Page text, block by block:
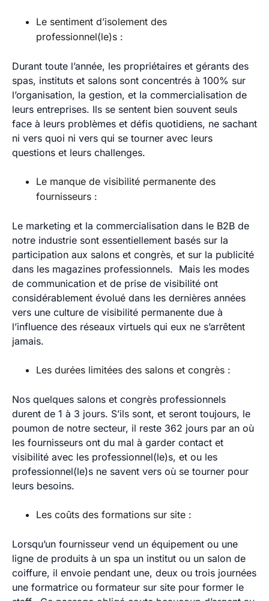
Le sentiment d’isolement des
professionnel(le)s :
Durant toute l’année, les propriétaires et gérants des
spas, instituts et salons sont concentrés à 100% sur
l’organisation, la gestion, et la commercialisation de
leurs entreprises. Ils se sentent bien souvent seuls
face à leurs problèmes et défis quotidiens, ne sachant
ni vers quoi ni vers qui se tourner avec leurs
questions et leurs challenges.
Le manque de visibilité permanente des
fournisseurs :
Le marketing et la commercialisation dans le B2B de
notre industrie sont essentiellement basés sur la
participation aux salons et congrès, et sur la publicité
dans les magazines professionnels. Mais les modes
de communication et de prise de visibilité ont
considérablement évolué dans les dernières années
vers une culture de visibilité permanente due à
l’influence des réseaux virtuels qui eux ne s’arrêtent
jamais.
Les durées limitées des salons et congrès :
Nos quelques salons et congrès professionnels
durent de 1 à 3 jours. S’ils sont, et seront toujours, le
poumon de notre secteur, il reste 362 jours par an où
les fournisseurs ont du mal à garder contact et
visibilité avec les professionnel(le)s, et ou les
professionnel(le)s ne savent vers où se tourner pour
leurs besoins.
Les coûts des formations sur site :
Lorsqu’un fournisseur vend un équipement ou une
ligne de produits à un spa un institut ou un salon de
coiffure, il envoie pendant une, deux ou trois journées
une formatrice ou formateur sur site pour former le